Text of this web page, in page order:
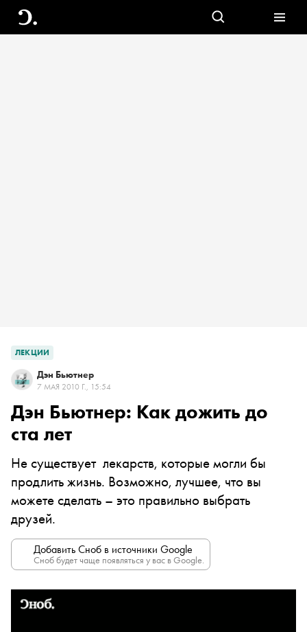
ЛЕКЦИИ
Дэн Бьютнер
7 МАЯ 2010 Г., 15:54
Дэн Бьютнер: Как дожить до
ста лет
Не существует лекарств, которые могли бы
продлить жизнь. Возможно, лучшее, что вы
можете сделать – это правильно выбрать
друзей.
Добавить Сноб в источники Google
Сноб будет чаще появляться у вас в Google.